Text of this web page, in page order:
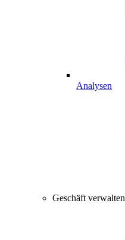
Analysen
Geschäft verwalten